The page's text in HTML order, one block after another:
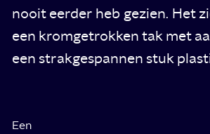
nooit eerder heb gezien. Het
een kromgetrokken tak met
een strakgespannen stuk
Een